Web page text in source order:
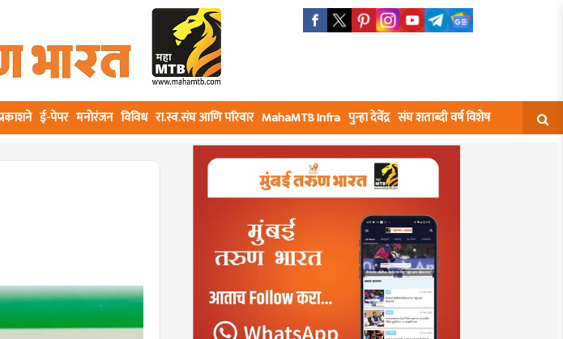
ई-पेपर मनोरंजन विविध रा.स्व.संघ आणि परिवार MahaMTB Infra पुन्हा देवेंद्र संघ शताब्दी वर्ष विशेष